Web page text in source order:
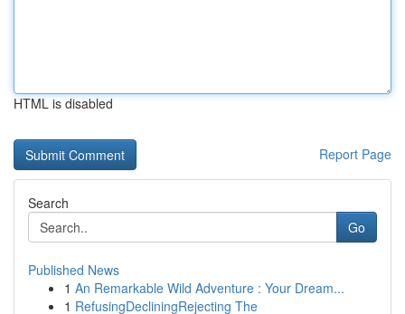
HTML is disabled
Report Page
Search
Go
Published News
1 An Remarkable Wild Adventure : Your Dream...
1 RefusingDecliningRejecting The